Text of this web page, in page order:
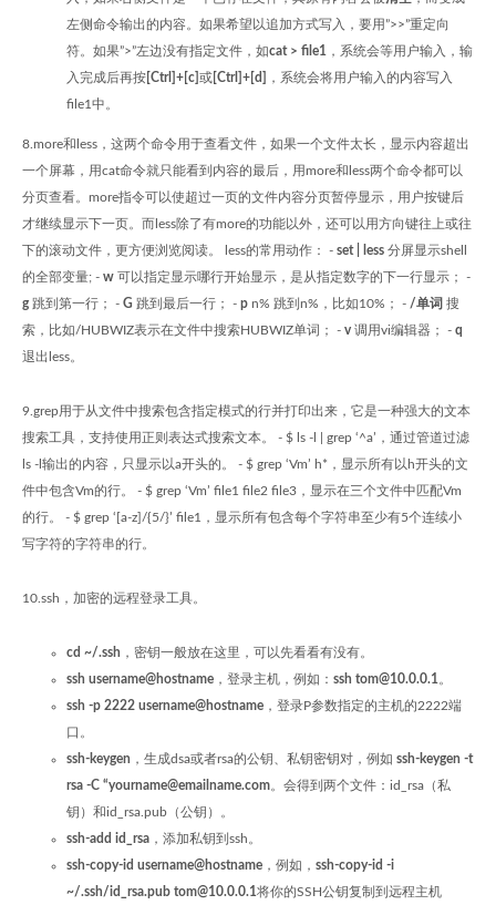
左侧命令输出的内容。如果希望以追加方式写入，要用”>>”重定向
符。如果”>”左边没有指定文件，如cat > file1 ，系统会等用户输入，输
入完成后再按[Ctrl]+[c] 或[Ctrl]+[d]
，系统会将用户输入的内容写入
file1中。
8.more和less，这两个命令用于查看文件，如果一个文件太长，显示内容超出
一个屏幕，用cat命令就只能看到内容的最后，用more和less两个命令都可以
分页查看。more指令可以使超过一页的文件内容分页暂停显示，用户按键后
才继续显示下一页。而less除了有more的功能以外，还可以用方向键往上或往
下的滚动文件，更方便浏览阅读。 less的常用动作： - set | less 分屏显示shell
的全部变量; - w 可以指定显示哪行开始显示，是从指定数字的下一行显示； -
g 跳到第一行； - G 跳到最后一行； - p n% 跳到n%，比如10%； - /单词 搜
索，比如/HUBWIZ表示在文件中搜索HUBWIZ单词； - v 调用vi编辑器； - q
退出less。
9.grep用于从文件中搜索包含指定模式的行并打印出来，它是一种强大的文本
搜索工具，支持使用正则表达式搜索文本。 - $ ls -l | grep ‘^a’，通过管道过滤
ls -l输出的内容，只显示以a开头的。 - $ grep ‘Vm’ h*，显示所有以h开头的文
件中包含Vm的行。 - $ grep ‘Vm’ file1 file2 file3，显示在三个文件中匹配Vm
的行。 - $ grep ‘[a-z]/{5/}’ file1，显示所有包含每个字符串至少有5个连续小
写字符的字符串的行。
10.ssh，加密的远程登录工具。
cd ~/.ssh ，密钥一般放在这里，可以先看看有没有。
ssh username@hostname ，登录主机，例如： ssh tom@10.0.0.1 。
ssh -p 2222 username@hostname ，登录P参数指定的主机的2222端
口。
ssh-keygen ，生成dsa或者rsa的公钥、私钥密钥对，例如 ssh-keygen -t
rsa -C “yourname@emailname.com。会得到两个文件：id_rsa（私
钥）和id_rsa.pub（公钥）。
ssh-add id_rsa ，添加私钥到ssh。
ssh-copy-id username@hostname ，例如， ssh-copy-id -i
~/.ssh/id_rsa.pub tom@10.0.0.1将你的SSH公钥复制到远程主机